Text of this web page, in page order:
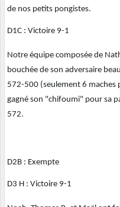
de nos petits pongistes.
D1C : Victoire 9-1
Notre équipe composée de
bouchée de son adversaire
572-500 (seulement 6 maches
gagné son "chifoumi" pour sa
572.
D2B : Exempte
D3 H : Victoire 9-1